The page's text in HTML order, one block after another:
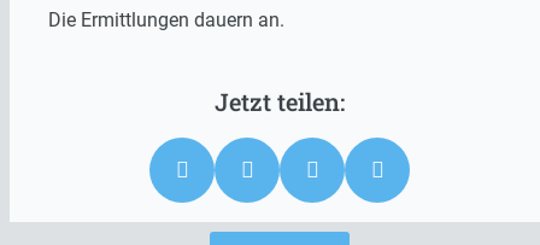
Die Ermittlungen dauern an.